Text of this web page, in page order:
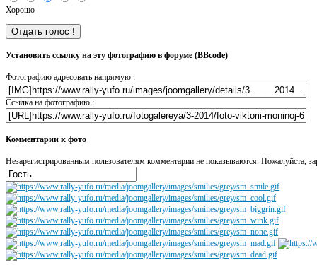
Хорошо
Установить ссылку на эту фотографию в форуме (BBcode)
Фотографию адресовать напрямую :
Ссылка на фотографию :
Комментарии к фото
Незарегистрированным пользователям комментарии не показываются. Пожалуйста,